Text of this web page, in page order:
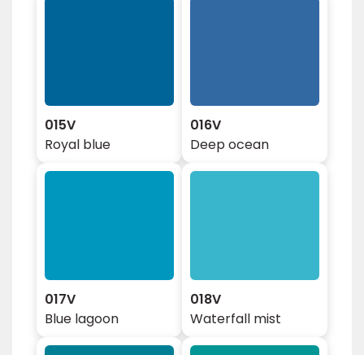
015V
Royal blue
016V
Deep ocean
017V
Blue lagoon
018V
Waterfall mist